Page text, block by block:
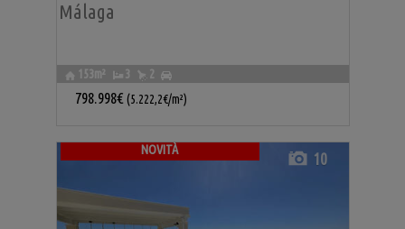
Málaga
153m² 3 2
798.998€ (5.222,2€/m²)
NOVITÀ 10